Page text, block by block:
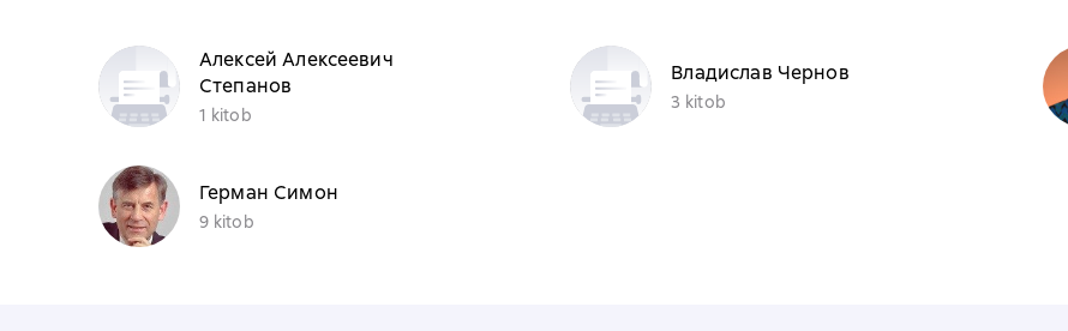
Алексей Алексеевич
Степанов
1 kitob
Владислав Чернов
3 kitob
Герман Симон
9 kitob